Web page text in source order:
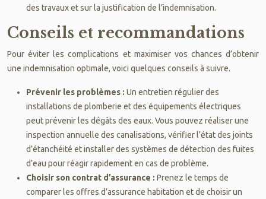
des travaux et sur la justification de l’indemnisation.
Conseils et recommandations
Pour éviter les complications et maximiser vos chances d’obtenir
une indemnisation optimale, voici quelques conseils à suivre.
Prévenir les problèmes : Un entretien régulier des
installations de plomberie et des équipements électriques
peut prévenir les dégâts des eaux. Vous pouvez réaliser une
inspection annuelle des canalisations, vérifier l’état des joints
d’étanchéité et installer des systèmes de détection des fuites
d’eau pour réagir rapidement en cas de problème.
Choisir son contrat d’assurance : Prenez le temps de
comparer les offres d’assurance habitation et de choisir un